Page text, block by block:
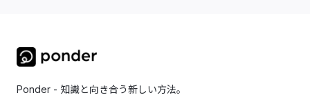
Ponder - 知識と向き合う新しい方法。